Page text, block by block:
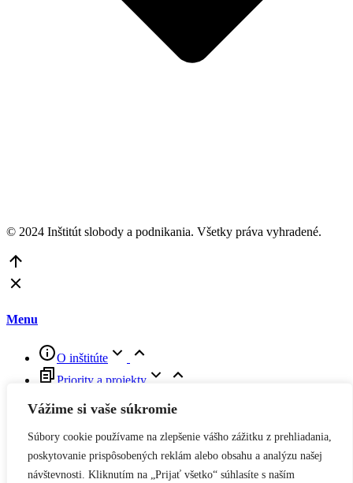
Vážime si vaše súkromie
Súbory cookie používame na zlepšenie vášho zážitku z prehliadania,
poskytovanie prispôsobených reklám alebo obsahu a analýzu našej
návštevnosti. Kliknutím na „Prijať všetko“ súhlasíte s naším
© 2024 Inštitút slobody a podnikania. Všetky práva vyhradené.
Menu
O inštitúte
Priority a projekty
Viac faktov a argumentov do diskusií
Viac podnikania a inovácií do vzdelávania
Kalendár ISP